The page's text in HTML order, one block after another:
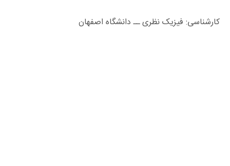
کارشناسی: فیزیک نظری ــ دانشگاه اصفهان